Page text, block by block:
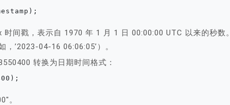
时间戳，表示自 1970 年 1 月 1 日 00:00:00 UTC 以来的秒数。
’2023-04-16 06:06:05’）。
转换为日期时间格式：
。